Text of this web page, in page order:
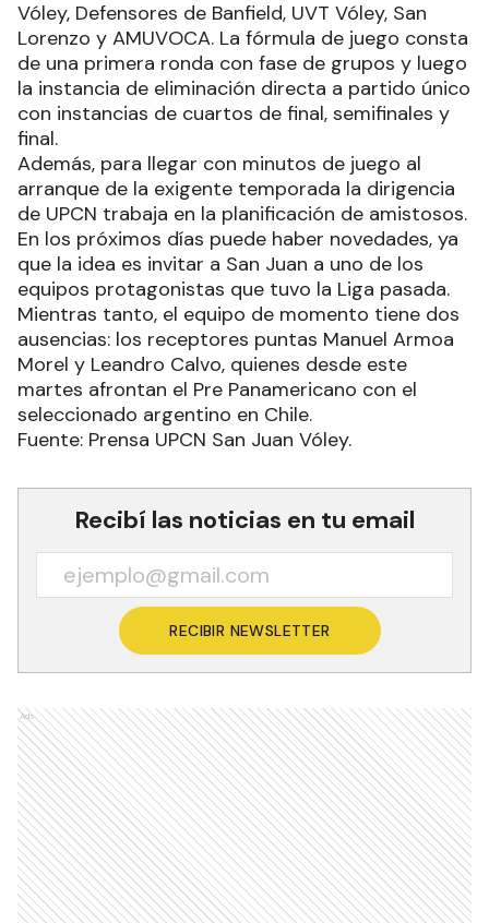
Vóley, Defensores de Banfield, UVT Vóley, San
Lorenzo y AMUVOCA. La fórmula de juego consta
de una primera ronda con fase de grupos y luego
la instancia de eliminación directa a partido único
con instancias de cuartos de final, semifinales y
final.
Además, para llegar con minutos de juego al
arranque de la exigente temporada la dirigencia
de UPCN trabaja en la planificación de amistosos.
En los próximos días puede haber novedades, ya
que la idea es invitar a San Juan a uno de los
equipos protagonistas que tuvo la Liga pasada.
Mientras tanto, el equipo de momento tiene dos
ausencias: los receptores puntas Manuel Armoa
Morel y Leandro Calvo, quienes desde este
martes afrontan el Pre Panamericano con el
seleccionado argentino en Chile.
Fuente: Prensa UPCN San Juan Vóley.
Recibí las noticias en tu email
RECIBIR NEWSLETTER
Ads